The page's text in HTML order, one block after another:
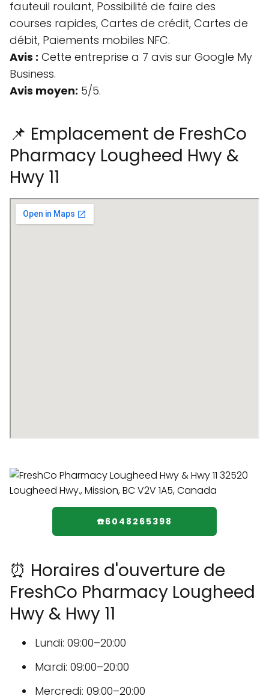
fauteuil roulant, Possibilité de faire des
courses rapides, Cartes de crédit, Cartes de
débit, Paiements mobiles NFC.
Avis : Cette entreprise a 7 avis sur Google My
Business.
Avis moyen: 5/5.
📌 Emplacement de FreshCo
Pharmacy Lougheed Hwy &
Hwy 11
☎️6048265398
⏰ Horaires d'ouverture de
FreshCo Pharmacy Lougheed
Hwy & Hwy 11
Lundi: 09:00–20:00
Mardi: 09:00–20:00
Mercredi: 09:00–20:00